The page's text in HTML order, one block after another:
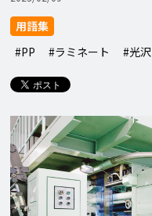
用語集
#PP
#ラミネート #光沢